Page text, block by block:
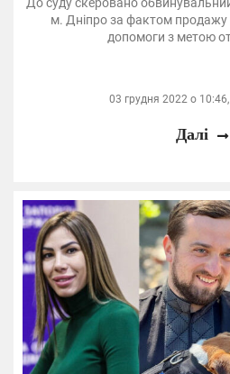
м. Дніпро за фактом продажу
допомоги з метою
03 грудня 2022 о 10:46,
Далі